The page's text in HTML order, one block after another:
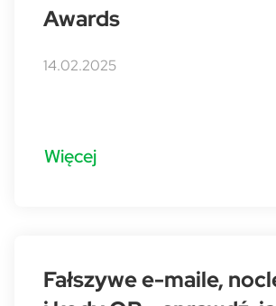
Awards
14.02.2025
Więcej
Fałszywe e-maile,